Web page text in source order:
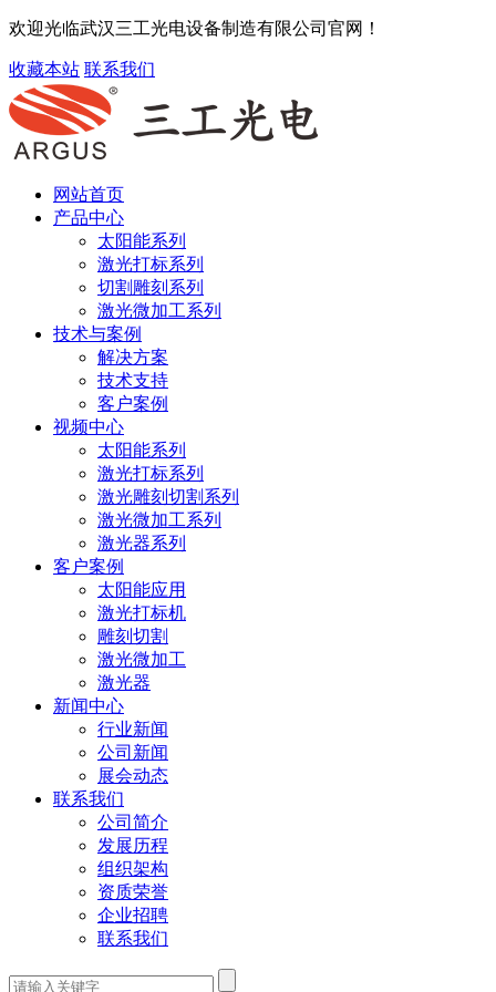
欢迎光临武汉三工光电设备制造有限公司官网！
收藏本站 联系我们
网站首页
产品中心
太阳能系列
激光打标系列
切割雕刻系列
激光微加工系列
技术与案例
解决方案
技术支持
客户案例
视频中心
太阳能系列
激光打标系列
激光雕刻切割系列
激光微加工系列
激光器系列
客户案例
太阳能应用
激光打标机
雕刻切割
激光微加工
激光器
新闻中心
行业新闻
公司新闻
展会动态
联系我们
公司简介
发展历程
组织架构
资质荣誉
企业招聘
联系我们